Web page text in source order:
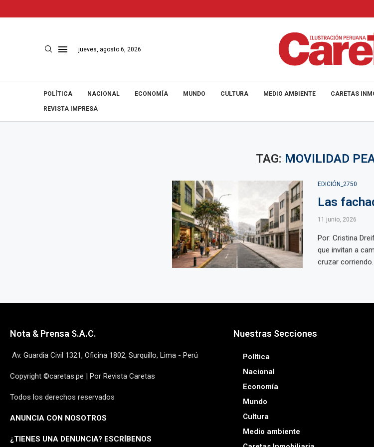
jueves, agosto 6, 2026
POLÍTICA NACIONAL ECONOMÍA MUNDO CULTURA MEDIO AMBIENTE CARETAS
REVISTA IMPRESA
TAG: MOVILIDAD
EDICIÓN_2750
Las
11 junio, 2026
Por: Cristina
que invitan a
cruzar corriendo.
Nota & Prensa S.A.C.
Av. Guardia Civil 1321, Oficina 1802, Surquillo, Lima - Perú
Copyright ©caretas.pe | Por Revista Caretas
Todos los derechos reservados
ANUNCIA CON NOSOTROS
¿TIENES UNA DENUNCIA? ESCRÍBENOS
Nuestras Secciones
Política
Nacional
Economía
Mundo
Cultura
Medio ambiente